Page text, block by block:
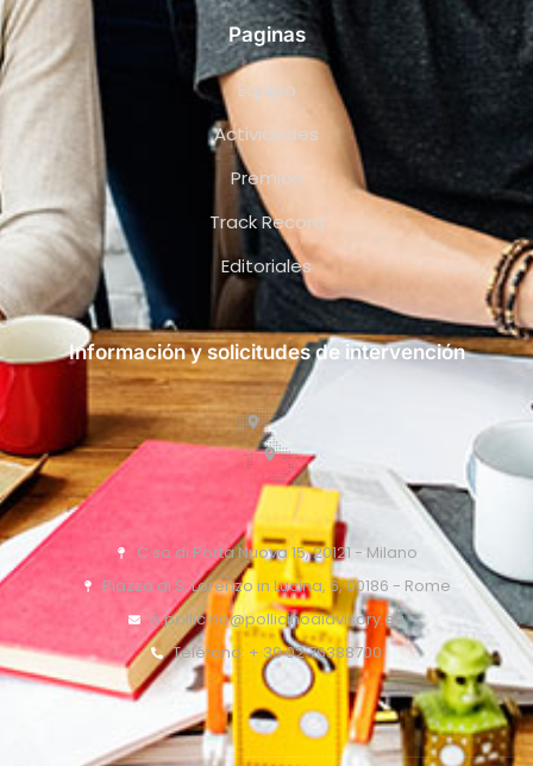
Paginas
Equipo
Actividades
Premios
Track Record
Editoriales
Información y solicitudes de intervención
C.so di Porta Nuova 15, 20121 - Milano
Piazza di S. Lorenzo in Lucina, 6, 00186 - Rome
o.pollicino@pollicinoaidvisory.eu
Teléfono: + 39 02 76388700